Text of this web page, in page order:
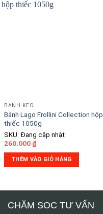
BÁNH KẸO
Bánh Lago Frollini Collection hộp
thiếc 1050g
SKU: Đang cập nhật
260.000 ₫
THÊM VÀO GIỎ HÀNG
CHĂM SOC TƯ VẤN